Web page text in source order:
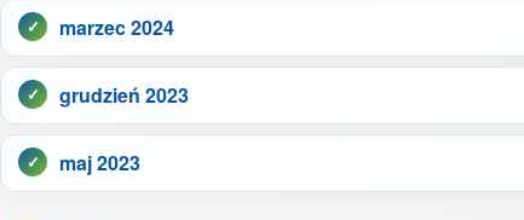
marzec 2024
grudzień 2023
maj 2023